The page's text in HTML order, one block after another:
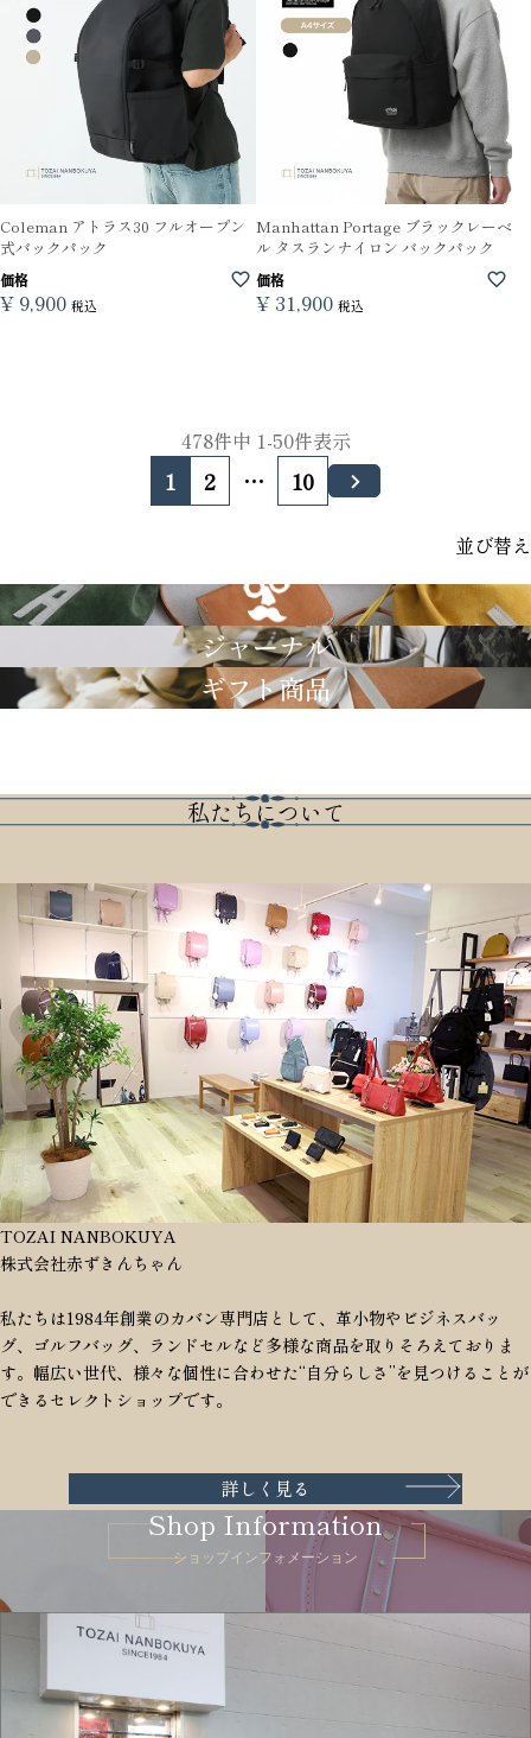
Coleman アトラス30 フルオープン
式バックパック
価格
¥ 9,900 税込
Manhattan Portage ブラックレーベ
ル タスランナイロン バックパック
価格
¥ 31,900 税込
並び替え
478件中 1-50件表示
1 2 … 10
GRIMM LAB
ジャーナル
ギフト商品
私たちについて
TOZAI NANBOKUYA
株式会社赤ずきんちゃん
私たちは1984年創業のカバン専門店として、革小物やビジネスバッ
グ、ゴルフバッグ、ランドセルなど多様な商品を取りそろえておりま
す。幅広い世代、様々な個性に合わせた“自分らしさ”を見つけることが
できるセレクトショップです。
詳しく見る
Shop Information
ショップインフォメーション